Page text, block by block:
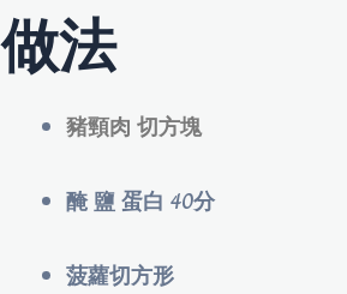
做法
豬頸肉 切方塊
醃 鹽 蛋白 40分
菠蘿切方形